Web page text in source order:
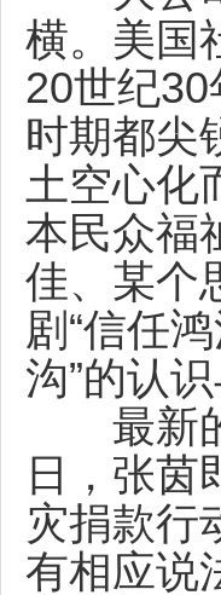
横。美国
20世纪
时期都尖
土空心化
本民众福
佳、某个
剧“信任
沟”的认
最新的
日，张茵
灾捐款行
有相应说